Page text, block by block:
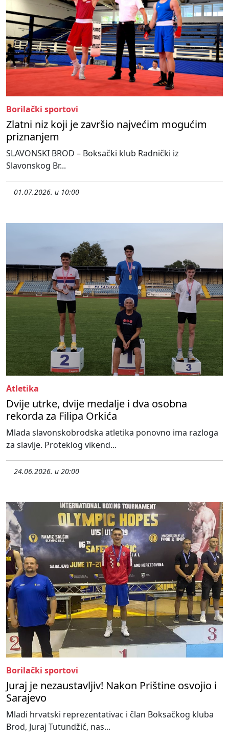
Borilački sportovi
Zlatni niz koji je završio najvećim mogućim
priznanjem
SLAVONSKI BROD – Boksački klub Radnički iz
Slavonskog Br...
01.07.2026. u 10:00
Atletika
Dvije utrke, dvije medalje i dva osobna
rekorda za Filipa Orkića
Mlada slavonskobrodska atletika ponovno ima razloga
za slavlje. Proteklog vikend...
24.06.2026. u 20:00
Borilački sportovi
Juraj je nezaustavljiv! Nakon Prištine osvojio i
Sarajevo
Mladi hrvatski reprezentativac i član Boksačkog kluba
Brod, Juraj Tutundžić, nas...